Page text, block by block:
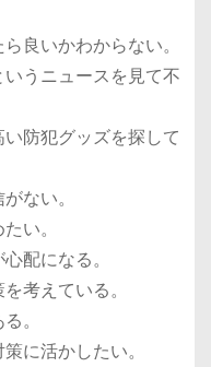
良いかわからない。
うニュースを見て不
防犯グッズを探して
ない。
い。
配になる。
考えている。
。
に活かしたい。